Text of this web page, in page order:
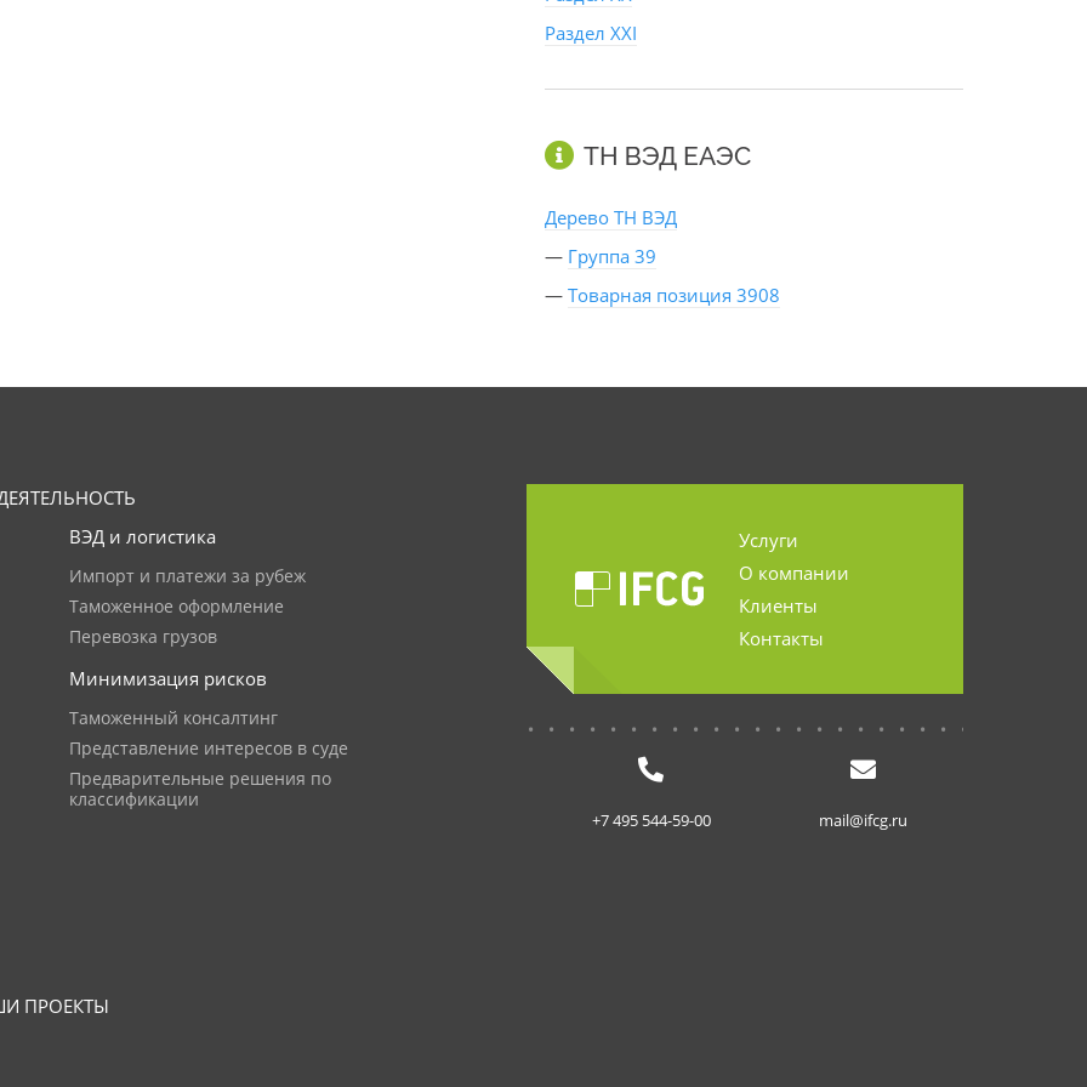
Раздел XXI
ТН ВЭД ЕАЭС
Дерево ТН ВЭД
— Группа 39
— Товарная позиция 3908
ВЭД и логистика
Импорт и платежи за рубеж
Таможенное оформление
Перевозка грузов
Минимизация рисков
Таможенный консалтинг
Представление интересов в суде
Предварительные решения по
классификации
ПРОЕКТЫ
Услуги
О компании
Клиенты
Контакты
+7 495 544-59-00 mail@ifcg.ru